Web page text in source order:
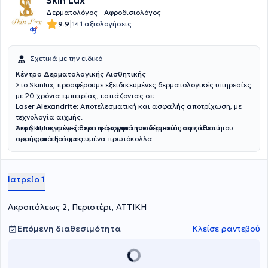
Δερματολόγος - Αφροδισιολόγος
9.9|141 αξιολογήσεις
Σχετικά με την ειδικό
Κέντρο Δερματολογικής Αισθητικής
Στο Skinlux, προσφέρουμε εξειδικευμένες δερματολογικές υπηρεσίες
με 20 χρόνια εμπειρίας, εστιάζοντας σε:
Laser Alexandrite: Αποτελεσματική και ασφαλής αποτρίχωση, με
τεχνολογία αιχμής.
Ακμή:Προηγμένες θεραπείες για την αντιμετώπιση κάθε τύπου
ακμής, με εξατομικευμένα πρωτόκολλα.
επαναφέροντας τη φυσική λάμψη του δέρματός σας.
για μέγιστα αποτελέσματα.
Ιατρική Συνεργασία:
εξασφαλίζοντας την υψηλότερη ποιότητα και ασφάλεια.
Στο Skinlux, η υγεία και η ομορφιά του δέρματός σας είναι η
προτεραιότητά μας.
Ιατρείο 1
Ακροπόλεως 2, Περιστέρι, ΑΤΤΙΚΗ
Επόμενη διαθεσιμότητα
Κλείσε ραντεβού